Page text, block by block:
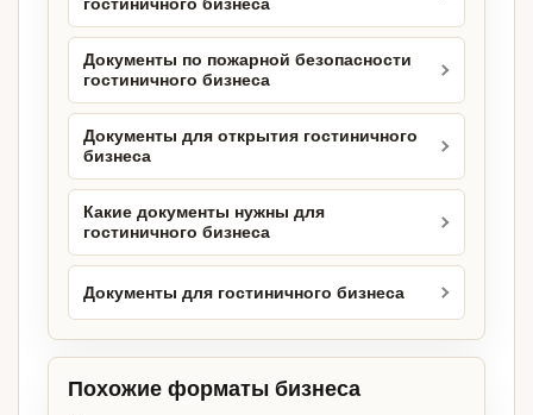
гостиничного бизнеса
Документы по пожарной безопасности
гостиничного бизнеса
Документы для открытия гостиничного
бизнеса
Какие документы нужны для
гостиничного бизнеса
Документы для гостиничного бизнеса
Похожие форматы бизнеса